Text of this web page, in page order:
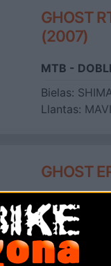
GHOST
(2007)
MTB -
Bielas:
Llantas:
GHOST
MTB -
Bielas:
BIANCO